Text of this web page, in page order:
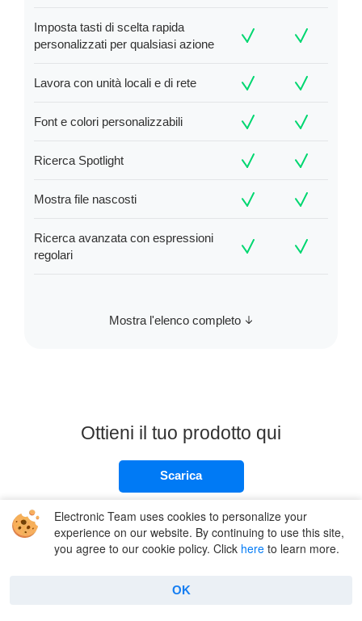
Imposta tasti di scelta rapida
personalizzati per qualsiasi azione
Lavora con unità locali e di rete
Font e colori personalizzabili
Ricerca Spotlight
Mostra file nascosti
Ricerca avanzata con espressioni
regolari
Mostra l'elenco completo
Ottieni il tuo prodotto qui
Scarica
Electronic Team uses cookies to personalize your
experience on our website. By continuing to use this site,
you agree to our cookie policy. Click here to learn more.
OK